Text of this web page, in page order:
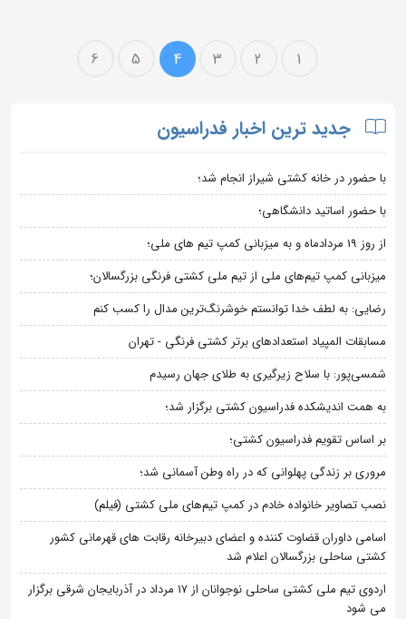
1
2
3
4
5
6
جدید ترین اخبار فدراسیون
با حضور در خانه کشتی شیراز انجام شد؛
با حضور اساتید دانشگاهی؛
از روز 19 مردادماه و به میزبانی کمپ تیم های ملی؛
میزبانی کمپ تیم‌های ملی از تیم ملی کشتی فرنگی بزرگسالان؛
رضایی: به لطف خدا توانستم خوشرنگ‌ترین مدال را کسب کنم
مسابقات المپیاد استعدادهای برتر کشتی فرنگی - تهران
شمسی‌پور: با سلاح زیرگیری به طلای جهان رسیدم
به همت اندیشکده فدراسیون کشتی برگزار شد؛
بر اساس تقویم فدراسیون کشتی؛
مروری بر زندگی پهلوانی که در راه وطن آسمانی شد؛
نصب تصاویر خانواده خادم در کمپ تیم‌های ملی کشتی (فیلم)
اسامی داوران قضاوت کننده و اعضای دبیرخانه رقابت های قهرمانی کشور
کشتی ساحلی بزرگسالان اعلام شد
اردوی تیم ملی کشتی ساحلی نوجوانان از 17 مرداد در آذربایجان شرقی برگزار
می شود